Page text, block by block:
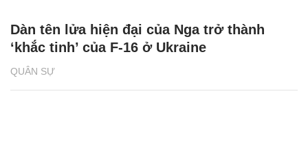
QUÂN SỰ
Dàn tên lửa hiện đại của Nga trở thành
‘khắc tinh’ của F-16 ở Ukraine